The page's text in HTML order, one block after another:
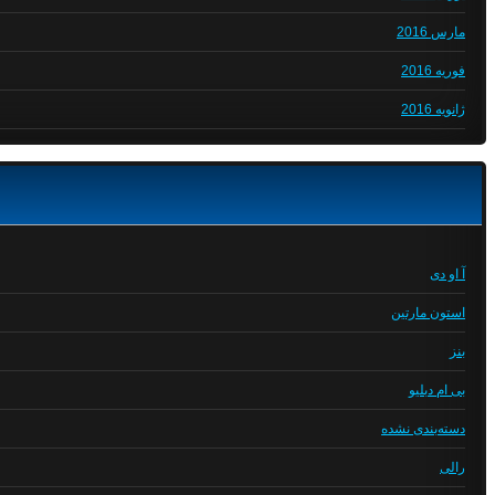
مارس 2016
فوریه 2016
ژانویه 2016
آ او دی
استون مارتین
بنز
بی ام دبلیو
دسته‌بندی نشده
رالی